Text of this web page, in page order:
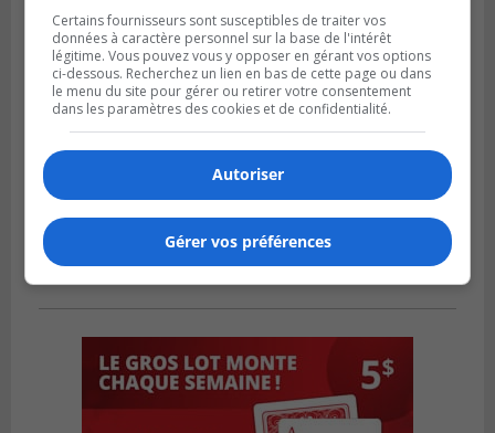
Certains fournisseurs sont susceptibles de traiter vos
données à caractère personnel sur la base de l'intérêt
légitime. Vous pouvez vous y opposer en gérant vos options
ci-dessous. Recherchez un lien en bas de cette page ou dans
le menu du site pour gérer ou retirer votre consentement
dans les paramètres des cookies et de confidentialité.
Autoriser
Gérer vos préférences